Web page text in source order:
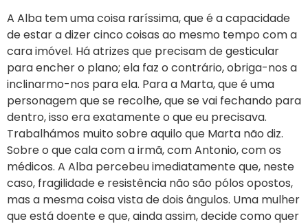
A Alba tem uma coisa raríssima, que é a capacidade
de estar a dizer cinco coisas ao mesmo tempo com a
cara imóvel. Há atrizes que precisam de gesticular
para encher o plano; ela faz o contrário, obriga-nos a
inclinarmo-nos para ela. Para a Marta, que é uma
personagem que se recolhe, que se vai fechando para
dentro, isso era exatamente o que eu precisava.
Trabalhámos muito sobre aquilo que Marta não diz.
Sobre o que cala com a irmã, com Antonio, com os
médicos. A Alba percebeu imediatamente que, neste
caso, fragilidade e resistência não são pólos opostos,
mas a mesma coisa vista de dois ângulos. Uma mulher
que está doente e que, ainda assim, decide como quer